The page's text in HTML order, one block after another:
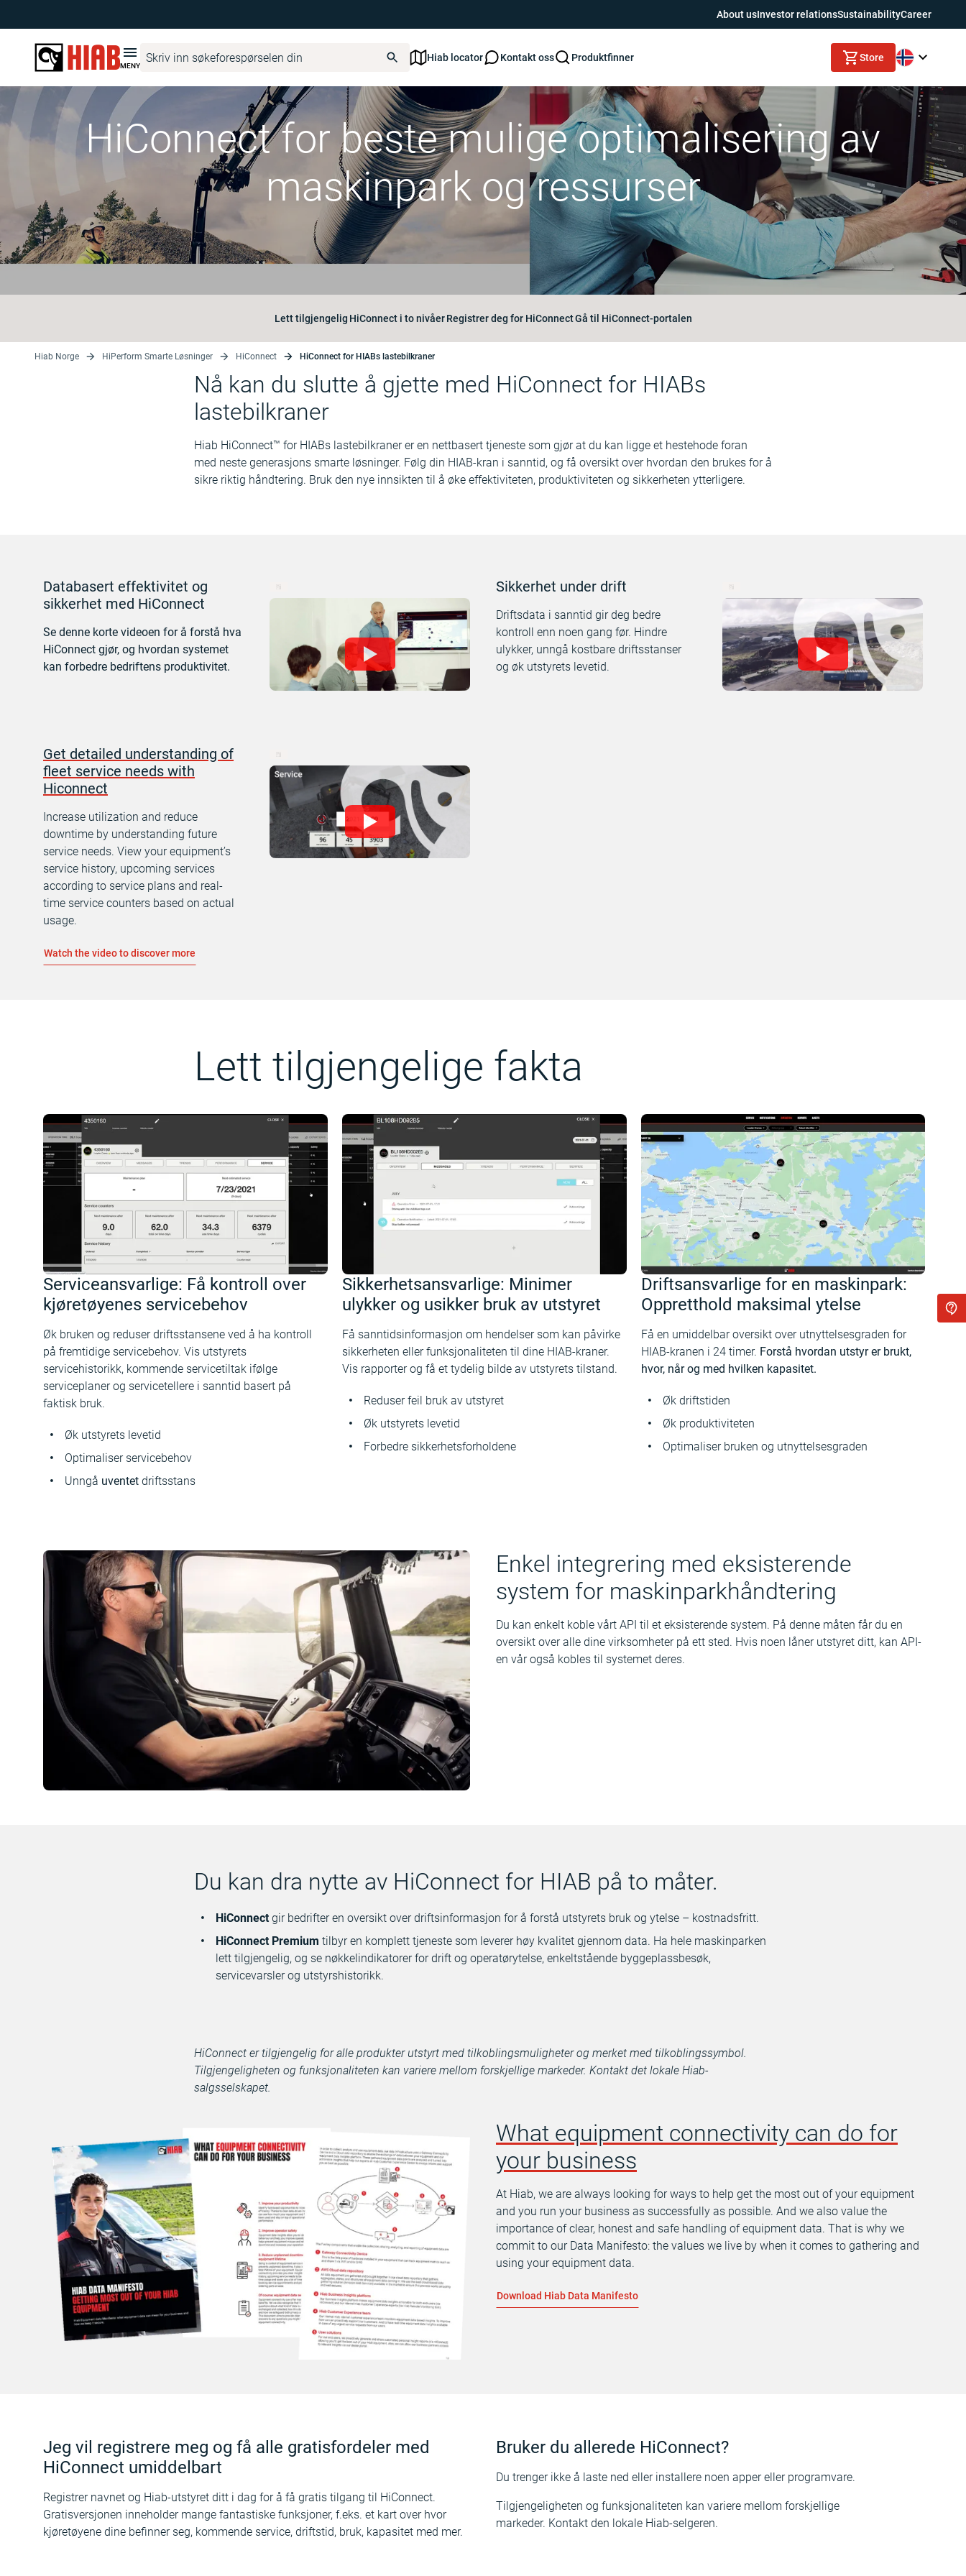
About usInvestor relationsSustainabilityCareer
MENY
Hiab locator Kontakt oss Produktfinner Store
HiConnect for beste mulige optimalisering av
maskinpark og ressurser
Lett tilgjengelig HiConnect i to nivåer Registrer deg for HiConnectGå til HiConnect-portalen
Hiab Norge HiPerform Smarte Løsninger HiConnect HiConnect for HIABs lastebilkraner
Nå kan du slutte å gjette med HiConnect for HIABs
lastebilkraner
Hiab HiConnect™ for HIABs lastebilkraner er en nettbasert tjeneste som gjør at du kan ligge et hestehode foran
med neste generasjons smarte løsninger. Følg din HIAB-kran i sanntid, og få oversikt over hvordan den brukes for å
sikre riktig håndtering. Bruk den nye innsikten til å øke effektiviteten, produktiviteten og sikkerheten ytterligere.
Databasert effektivitet og
sikkerhet med HiConnect
Se denne korte videoen for å forstå hva
HiConnect gjør, og hvordan systemet
kan forbedre bedriftens produktivitet.
Sikkerhet under drift
Driftsdata i sanntid gir deg bedre
kontroll enn noen gang før. Hindre
ulykker, unngå kostbare driftsstanser
og øk utstyrets levetid.
Get detailed understanding of
fleet service needs with
Hiconnect
Increase utilization and reduce
downtime by understanding future
service needs. View your equipment’s
service history, upcoming services
according to service plans and real-
time service counters based on actual
usage.
Watch the video to discover more
Lett tilgjengelige fakta
Serviceansvarlige: Få kontroll over
kjøretøyenes servicebehov
Øk bruken og reduser driftsstansene ved å ha kontroll
på fremtidige servicebehov. Vis utstyrets
servicehistorikk, kommende servicetiltak ifølge
serviceplaner og servicetellere i sanntid basert på
faktisk bruk.
Øk utstyrets levetid
Optimaliser servicebehov
Unngå uventet driftsstans
Sikkerhetsansvarlige: Minimer
ulykker og usikker bruk av utstyret
Få sanntidsinformasjon om hendelser som kan påvirke
sikkerheten eller funksjonaliteten til dine HIAB-kraner.
Vis rapporter og få et tydelig bilde av utstyrets tilstand.
Reduser feil bruk av utstyret
Øk utstyrets levetid
Forbedre sikkerhetsforholdene
Driftsansvarlige for en maskinpark:
Oppretthold maksimal ytelse
Få en umiddelbar oversikt over utnyttelsesgraden for
HIAB-kranen i 24 timer. Forstå hvordan utstyr er brukt,
hvor, når og med hvilken kapasitet.
Øk driftstiden
Øk produktiviteten
Optimaliser bruken og utnyttelsesgraden
Enkel integrering med eksisterende
system for maskinparkhåndtering
Du kan enkelt koble vårt API til et eksisterende system. På denne måten får du en
oversikt over alle dine virksomheter på ett sted. Hvis noen låner utstyret ditt, kan API-
en vår også kobles til systemet deres.
Du kan dra nytte av HiConnect for HIAB på to måter.
HiConnect gir bedrifter en oversikt over driftsinformasjon for å forstå utstyrets bruk og ytelse – kostnadsfritt.
HiConnect Premium tilbyr en komplett tjeneste som leverer høy kvalitet gjennom data. Ha hele maskinparken
lett tilgjengelig, og se nøkkelindikatorer for drift og operatørytelse, enkeltstående byggeplassbesøk,
servicevarsler og utstyrshistorikk.
HiConnect er tilgjengelig for alle produkter utstyrt med tilkoblingsmuligheter og merket med tilkoblingssymbol.
Tilgjengeligheten og funksjonaliteten kan variere mellom forskjellige markeder. Kontakt det lokale Hiab-
salgsselskapet.
What equipment connectivity can do for
your business
At Hiab, we are always looking for ways to help get the most out of your equipment
and you run your business as successfully as possible. And we also value the
importance of clear, honest and safe handling of equipment data. That is why we
commit to our Data Manifesto: the values we live by when it comes to gathering and
using your equipment data.
Download Hiab Data Manifesto
Jeg vil registrere meg og få alle gratisfordeler med
HiConnect umiddelbart
Registrer navnet og Hiab-utstyret ditt i dag for å få gratis tilgang til HiConnect.
Gratisversjonen inneholder mange fantastiske funksjoner, f.eks. et kart over hvor
kjøretøyene dine befinner seg, kommende service, driftstid, bruk, kapasitet med mer.
Bruker du allerede HiConnect?
Du trenger ikke å laste ned eller installere noen apper eller programvare.
Tilgjengeligheten og funksjonaliteten kan variere mellom forskjellige
markeder. Kontakt den lokale Hiab-selgeren.